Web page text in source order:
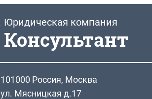
Юридическая компания
Консультант
101000 Россия, Москва
ул. Мясницкая д.17